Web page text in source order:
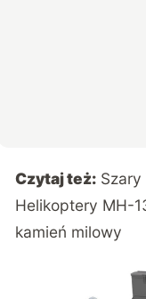
Czytaj też:
Helikoptery MH-
kamień milowy